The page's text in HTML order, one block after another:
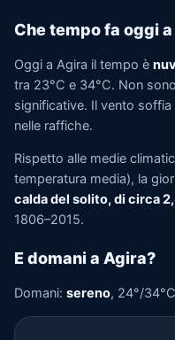
Che tempo fa oggi
Oggi a Agira il tempo è
tra 23°C e 34°C. Non
significative. Il vento
nelle raffiche.
Rispetto alle medie
temperatura media), la
calda del solito, di circa
1806–2015.
E domani a Agira?
Domani: sereno, 24°/